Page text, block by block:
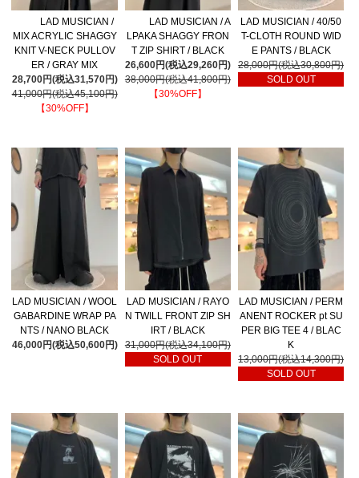
LAD MUSICIAN /
MIX ACRYLIC SHAGGY
KNIT V-NECK PULLOV
ER / GRAY MIX
28,700円(税込31,570円)
41,000円(税込45,100円)
【30%OFF】
LAD MUSICIAN / A
LPAKA SHAGGY FRON
T ZIP SHIRT / BLACK
26,600円(税込29,260円)
38,000円(税込41,800円)
【30%OFF】
LAD MUSICIAN / 40/50
T-CLOTH ROUND WID
E PANTS / BLACK
28,000円(税込30,800円)
SOLD OUT
LAD MUSICIAN / WOOL
GABARDINE WRAP PA
NTS / NANO BLACK
46,000円(税込50,600円)
LAD MUSICIAN / RAYO
N TWILL FRONT ZIP SH
IRT / BLACK
31,000円(税込34,100円)
SOLD OUT
LAD MUSICIAN / PERM
ANENT ROCKER pt SU
PER BIG TEE 4 / BLAC
K
13,000円(税込14,300円)
SOLD OUT